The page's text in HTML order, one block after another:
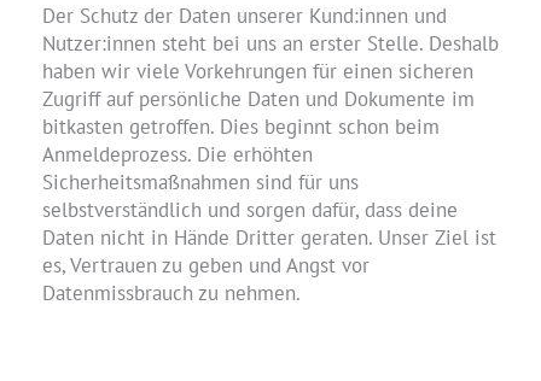
Der Schutz der Daten unserer Kund:innen und
Nutzer:innen steht bei uns an erster Stelle. Deshalb
haben wir viele Vorkehrungen für einen sicheren
Zugriff auf persönliche Daten und Dokumente im
bitkasten getroffen. Dies beginnt schon beim
Anmeldeprozess. Die erhöhten
Sicherheitsmaßnahmen sind für uns
selbstverständlich und sorgen dafür, dass deine
Daten nicht in Hände Dritter geraten. Unser Ziel ist
es, Vertrauen zu geben und Angst vor
Datenmissbrauch zu nehmen.